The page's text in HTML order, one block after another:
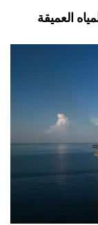
العميقة